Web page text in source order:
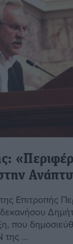
Επιτροπής
που
της ...